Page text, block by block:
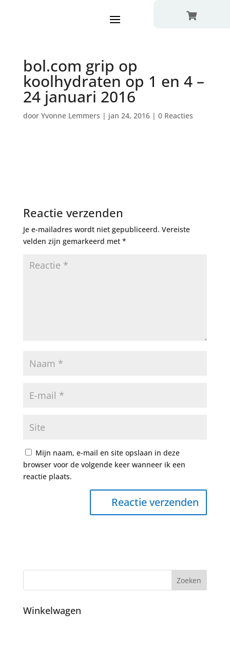

bol.com grip op
koolhydraten op 1 en 4 –
24 januari 2016
door Yvonne Lemmers | jan 24, 2016| 0 Reacties
Reactie verzenden
Je e-mailadres wordt niet gepubliceerd. Vereiste
velden zijn gemarkeerd met *
Mijn naam, e-mail en site opslaan in deze
browser voor de volgende keer wanneer ik een
reactie plaats.
Winkelwagen